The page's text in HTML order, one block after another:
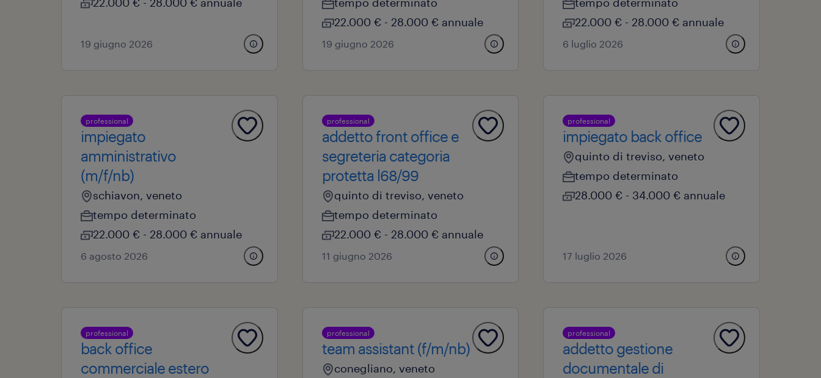
19 giugno 2026
22.000 € - 28.000 € annuale
19 giugno 2026
22.000 € - 28.000 € annuale
6 luglio 2026
professional
impiegato
amministrativo
(m/f/nb)
schiavon, veneto
tempo determinato
22.000 € - 28.000 € annuale
6 agosto 2026
professional
addetto front office e
segreteria categoria
protetta l68/99
quinto di treviso, veneto
tempo determinato
22.000 € - 28.000 € annuale
11 giugno 2026
professional
impiegato back office
quinto di treviso, veneto
tempo determinato
28.000 € - 34.000 € annuale
17 luglio 2026
professional
back office
commerciale estero
professional
team assistant (f/m/nb)
conegliano, veneto
professional
addetto gestione
documentale di